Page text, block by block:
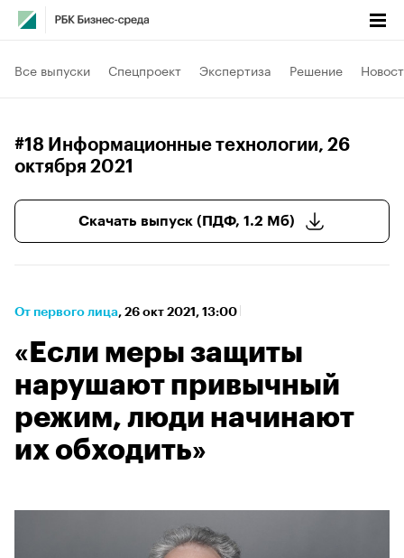
Все выпуски Спецпроект Экспертиза Решение
#18 Информационные технологии, 26
октября 2021
Скачать выпуск (ПДФ, 1.2 Мб)
От первого лица⁠, 26 окт 2021, 13:00
«Если меры защиты
нарушают привычный
режим, люди начинают
их обходить»